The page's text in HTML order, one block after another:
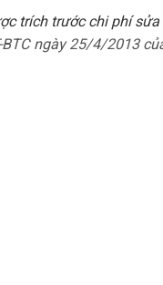
trích trước chi phí
ngày 25/4/2013